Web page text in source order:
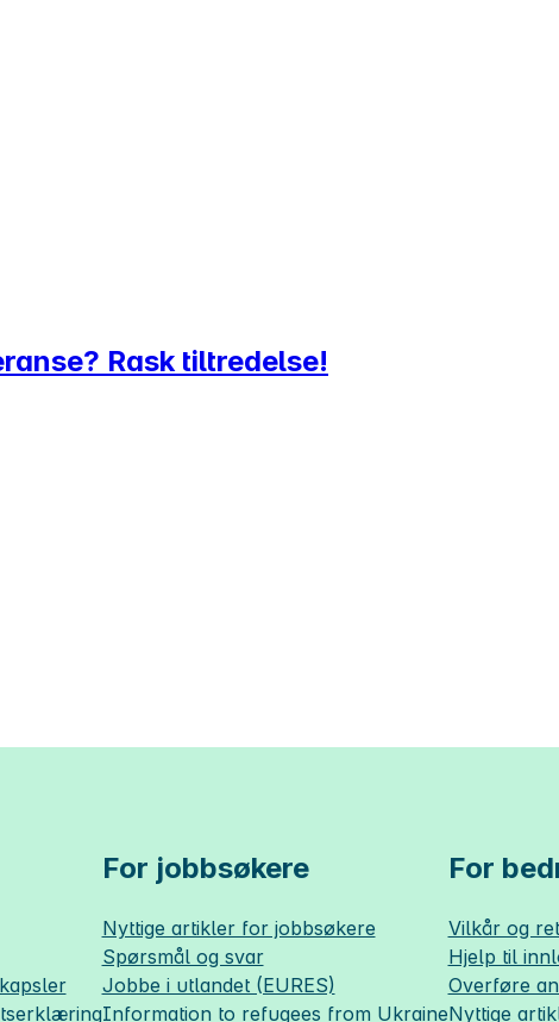
Rask tiltredelse!
For jobbsøkere
Nyttige artikler for jobbsøkere
Spørsmål og svar
Jobbe i utlandet (EURES)
Information to refugees from Ukraine
For
Vilkår og
Hjelp til
Overføre
Nyttige